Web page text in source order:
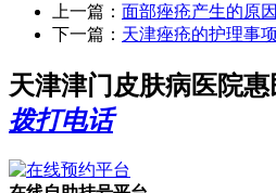
上一篇： 面部痤疮产生的原
下一篇： 天津痤疮的护理事
天津津门皮肤病医院惠
拨打电话